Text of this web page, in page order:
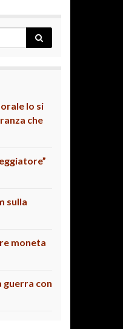
lo si
che
sulla
moneta
guerra con